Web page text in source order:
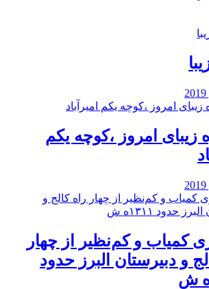
زیبای امروز ،کوچه یکم
کمیاب و کم‌نظیر از چهار
و دبيرستان البرز حدود